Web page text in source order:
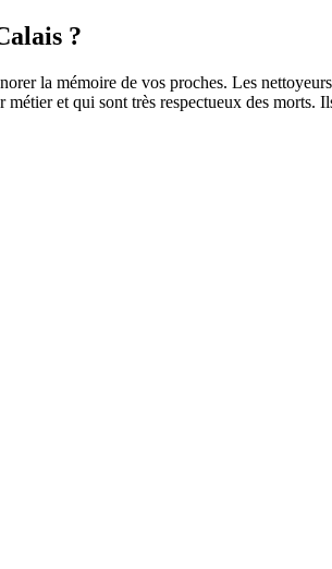
?
la mémoire de vos proches. Les
et qui sont très respectueux des morts.